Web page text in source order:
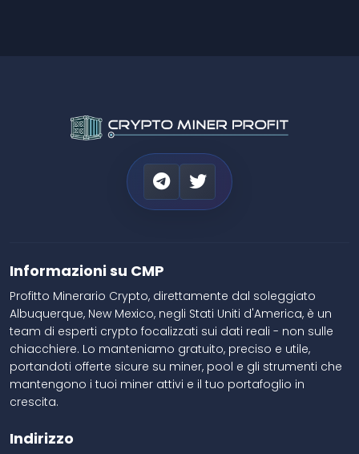
Informazioni su CMP
Profitto Minerario Crypto, direttamente dal soleggiato
Albuquerque, New Mexico, negli Stati Uniti d'America, è un
team di esperti crypto focalizzati sui dati reali - non sulle
chiacchiere. Lo manteniamo gratuito, preciso e utile,
portandoti offerte sicure su miner, pool e gli strumenti che
mantengono i tuoi miner attivi e il tuo portafoglio in
crescita.
Indirizzo